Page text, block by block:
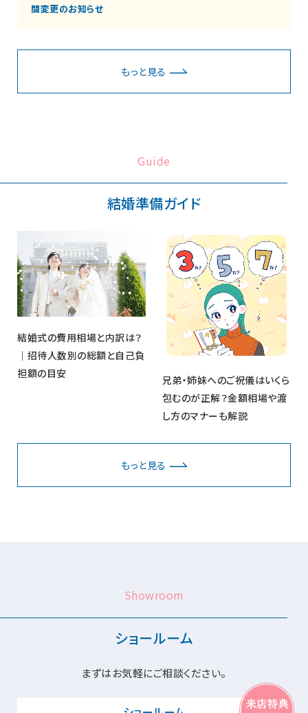
間変更のお知らせ
もっと見る
Guide
結婚準備ガイド
結婚式の費用相場と内訳は？
｜招待人数別の総額と自己負
担額の目安
兄弟・姉妹へのご祝儀はいくら
包むのが正解？金額相場や渡
し方のマナーも解説
もっと見る
Showroom
ショールーム
まずはお気軽にご相談ください。